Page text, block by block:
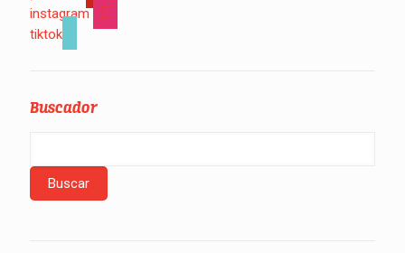
instagram
tiktok
Buscador